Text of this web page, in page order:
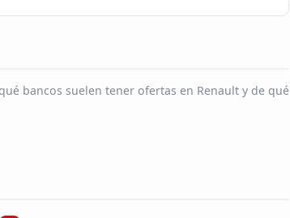
bancos suelen tener ofertas en Renault y de qué